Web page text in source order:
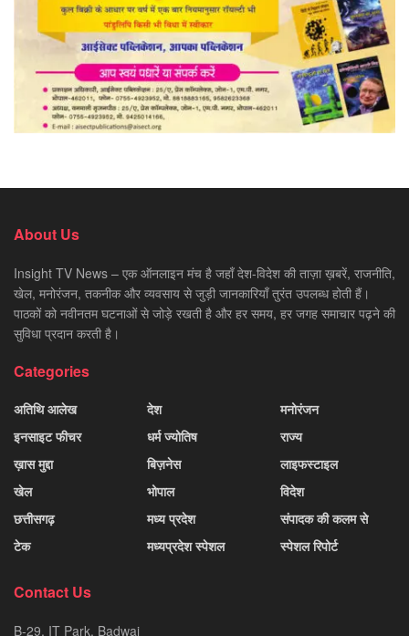
About Us
Insight TV News – एक ऑनलाइन मंच है जहाँ देश-विदेश की ताज़ा ख़बरें, राजनीति,
खेल, मनोरंजन, तकनीक और व्यवसाय से जुड़ी जानकारियाँ तुरंत उपलब्ध होती हैं।
पाठकों को नवीनतम घटनाओं से जोड़े रखती है और हर समय, हर जगह समाचार पढ़ने की
सुविधा प्रदान करती है।
Categories
अतिथि आलेख
इनसाइट फीचर
ख़ास मुद्दा
खेल
छत्तीसगढ़
टेक
देश
धर्म ज्योतिष
बिज़नेस
भोपाल
मध्य प्रदेश
मध्यप्रदेश स्पेशल
मनोरंजन
राज्य
लाइफस्टाइल
विदेश
संपादक की कलम से
स्पेशल रिपोर्ट
Contact Us
B-29, IT Park, Badwai